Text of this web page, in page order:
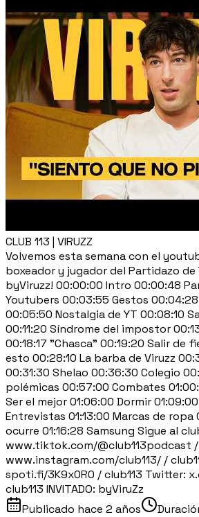
CLUB 113 | VIRUZZ
Volvemos esta semana con el
boxeador y jugador del Partidazo de
byViruzz! 00:00:00 Intro 00:00:48
Youtubers 00:03:55 Gestos 00:04:28
00:05:50 Nostalgia de YT 00:08:10
00:11:20 Síndrome del impostor
00:18:17 "Chasca" 00:19:20 Salir de
esto 00:28:10 La barba de Viruzz
00:31:30 Shelao 00:36:30 Colegio
polémicas 00:57:00 Combates
Ser el mejor 01:06:00 Dormir
Entrevistas 01:13:00 Marcas de ropa
ocurre 01:16:28 Samsung Sigue al
www.tiktok.com/@club113podcast /
www.instagram.com/club113/ /
spoti.fi/3K9x0R0 / club113 Twitter:
club113 INVITADO: byViruZz
Publicado hace 2 años